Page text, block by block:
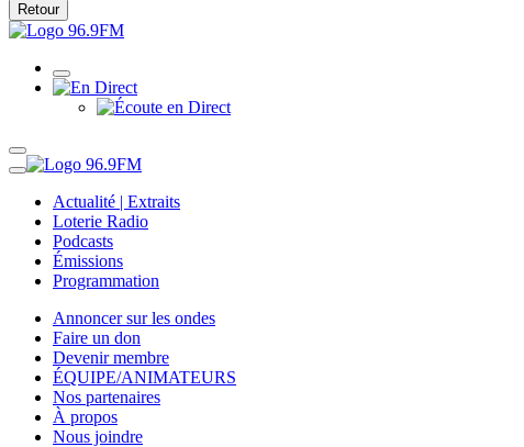
Retour
Actualité | Extraits
Loterie Radio
Podcasts
Émissions
Programmation
Annoncer sur les ondes
Faire un don
Devenir membre
ÉQUIPE/ANIMATEURS
Nos partenaires
À propos
Nous joindre